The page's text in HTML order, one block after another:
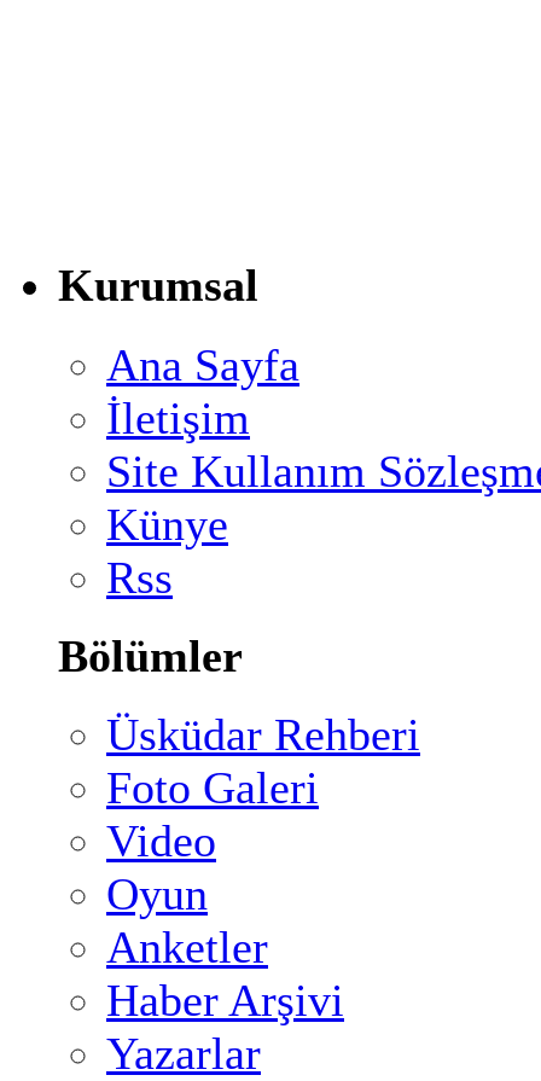
Kurumsal
Ana Sayfa
İletişim
Site Kullanım
Künye
Rss
Bölümler
Üsküdar Rehberi
Foto Galeri
Video
Oyun
Anketler
Haber Arşivi
Yazarlar